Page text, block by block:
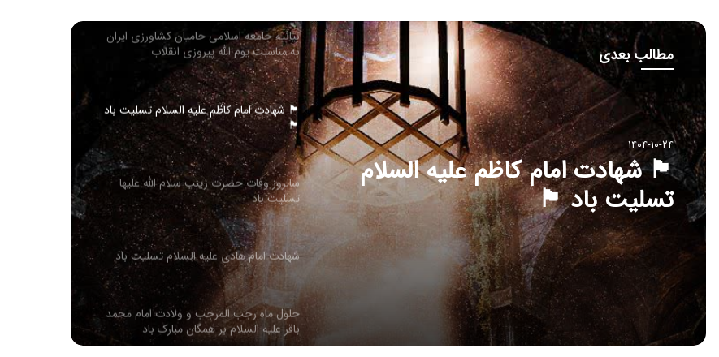
مطالب بعدی
۱۴۰۴-۱۰-۲۴
🏴 شهادت امام کاظم علیه السلام
تسلیت باد 🏴
بیانیه جامعه اسلامی حامیان کشاورزی ایران
به مناسبت یوم الله پیروزی انقلاب
اسلامی(1404)
🏴 شهادت امام کاظم علیه السلام تسلیت باد
🏴
سالروز وفات حضرت زینب سلام الله علیها
تسلیت باد
شهادت امام هادی علیه السلام تسلیت باد
حلول ماه رجب المرجب و ولادت امام محمد
باقر علیه السلام بر همگان مبارک باد